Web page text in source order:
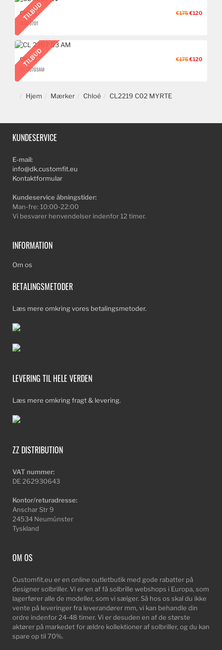
TILBUD €175€120
CHLOÉ
CL 2207 01
TILBUD €175€120
CHLOÉ
CL 2207 03 AM
Hjem Mærker Chloé CL2219 C02 MYRTE
KUNDESERVICE
E-mail:
info@dk.customfit.eu
Kontaktformular
Kundeservice åbningstider:
Man-fre: 10:00-22:00
Vi besvarer henvendelser indenfor 12 timer.
INFORMATION
Om os
BETALINGSMETODER
Læs mere omkring vores betalingsmetoder.
LEVERING TIL HELE VERDEN
Læs mere omkring fragt & levering.
ZZ DISTRIBUTION
VAT nummer:
DE 262930643
Kontor/returadresse:
Anschar Str 9
24534 Neumünster
Tyskland
OM OS
Customfit.eu er en online outletbutik med gode rabatter på
designer solbriller. Vi er en af få solbrille webshops i Europa, som
lagerfører alle de modeller, som vi sælger. Så hos os skal du ikke
vente på leveringer fra leverandører mm, vi kan behandle din
ordre indenfor 24-48 timer. Vi er desuden en af de største
aktører på markedet for ældre kollektioner af solbriller, og du kan
spare op til 70%.